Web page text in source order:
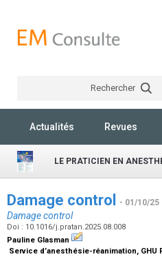
Rechercher
Actualités Revues
LE PRATICIEN EN
Damage control - 01/10/25
Damage control
Doi : 10.1016/j.pratan.2025.08.008
Pauline Glasman
Service d’anesthésie-réanimation,